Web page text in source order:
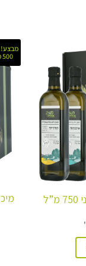
מבצע!
500 מ"ל ב-90 ₪